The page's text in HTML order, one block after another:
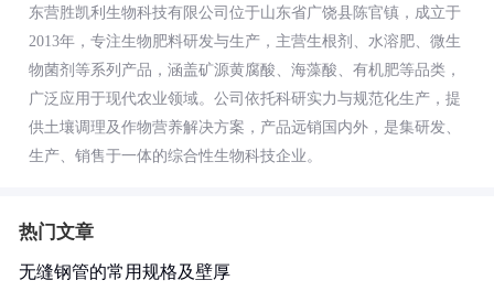
东营胜凯利生物科技有限公司位于山东省广饶县陈官镇，成立于
2013年，专注生物肥料研发与生产，主营生根剂、水溶肥、微生
物菌剂等系列产品，涵盖矿源黄腐酸、海藻酸、有机肥等品类，
广泛应用于现代农业领域。公司依托科研实力与规范化生产，提
供土壤调理及作物营养解决方案，产品远销国内外，是集研发、
生产、销售于一体的综合性生物科技企业。
热门文章
无缝钢管的常用规格及壁厚